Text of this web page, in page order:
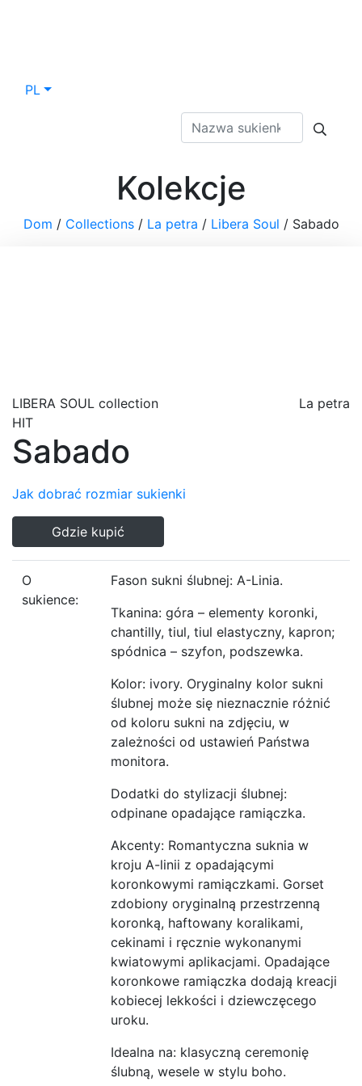
PL
Kolekcje
Dom / Collections/ La petra / Libera Soul / Sabado
LIBERA SOUL collection
La petra
HIT
Sabado
Jak dobrać rozmiar sukienki
Gdzie kupić
O
sukience:
Fason sukni ślubnej: A-Linia.
Tkanina: góra – elementy koronki,
chantilly, tiul, tiul elastyczny, kapron;
spódnica – szyfon, podszewka.
Kolor: ivory. Oryginalny kolor sukni
ślubnej może się nieznacznie różnić
od koloru sukni na zdjęciu, w
zależności od ustawień Państwa
monitora.
Dodatki do stylizacji ślubnej:
odpinane opadające ramiączka.
Akcenty: Romantyczna suknia w
kroju A-linii z opadającymi
koronkowymi ramiączkami. Gorset
zdobiony oryginalną przestrzenną
koronką, haftowany koralikami,
cekinami i ręcznie wykonanymi
kwiatowymi aplikacjami. Opadające
koronkowe ramiączka dodają kreacji
kobiecej lekkości i dziewczęcego
uroku.
Idealna na: klasyczną ceremonię
ślubną, wesele w stylu boho.